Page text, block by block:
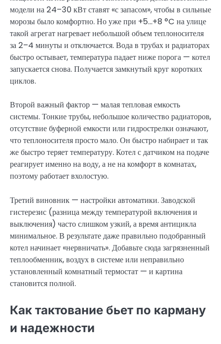
модели на 24–30 кВт ставят «с запасом», чтобы в сильные
морозы было комфортно. Но уже при +5…+8 °C на улице
такой агрегат нагревает небольшой объем теплоносителя
за 2–4 минуты и отключается. Вода в трубах и радиаторах
быстро остывает, температура падает ниже порога — котел
запускается снова. Получается замкнутый круг коротких
циклов.
Второй важный фактор — малая тепловая емкость
системы. Тонкие трубы, небольшое количество радиаторов,
отсутствие буферной емкости или гидрострелки означают,
что теплоносителя просто мало. Он быстро набирает и так
же быстро теряет температуру. Котел с датчиком на подаче
реагирует именно на воду, а не на комфорт в комнатах,
поэтому работает вхолостую.
Третий виновник — настройки автоматики. Заводской
гистерезис (разница между температурой включения и
выключения) часто слишком узкий, а время антицикла
минимальное. В результате даже правильно подобранный
котел начинает «нервничать». Добавьте сюда загрязненный
теплообменник, воздух в системе или неправильно
установленный комнатный термостат — и картина
становится полной.
Как тактование бьет по карману
и надежности